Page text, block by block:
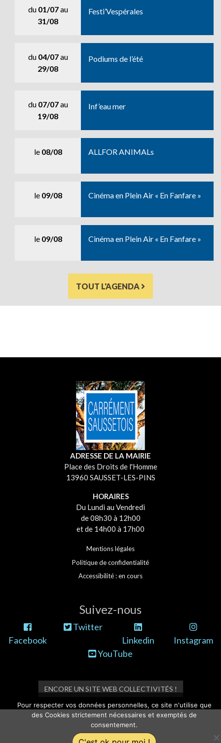
du 01/07au
31/08
Festi’Vespérales
du 04/07au
29/08
Podiums de l’été
du 07/07au
19/08
Inf’eau mer
le 08/08 ALLFOR ANIMALs
le 09/08 Cinéma en Plein Air « En Fanfare »
le 09/08 Cinéma en Plein Air « En Fanfare »
TOUT L'AGENDA
ADRESSE DE LA MAIRIE
Place des Droits de l'Homme
13960 SAUSSET-LES-PINS
HORAIRES
Du Lundi au Vendredi
de 08h30 à 12h00
et de 14h00 à 17h00
Mentions légales
Politique de confidentialité
Accessibilité : en cours
Suivez-nous
Facebook
Twitter
Linkedin
Instagram
YouTube
ENCORE UN SITE WEB COLLECTIVITÉS !
Pour respecter vos données personnelles, ce site n'utilise que
des Cookies strictement nécessaires et exemptés de
consentement.